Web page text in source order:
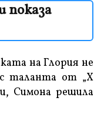
показа
на Глория не
с таланта от „Х
Симона решила